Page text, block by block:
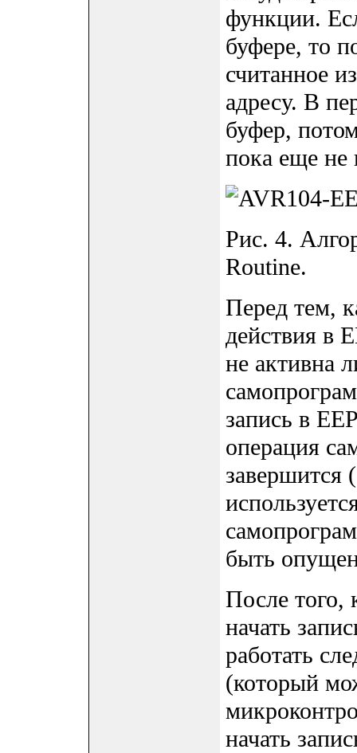
функции.
буфере, то
считанное
адресу. В
буфер,
пока еще не
Рис. 4.
Routine.
Перед тем,
действия в
не активна
запись в
операция
завершится
быть
После того,
начать
работать
(который
начать